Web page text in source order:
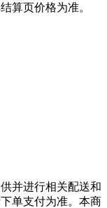
算页价格为准。
并进行相关配送和
单支付为准。本商